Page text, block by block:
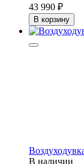
43 990
В корзину
В наличии